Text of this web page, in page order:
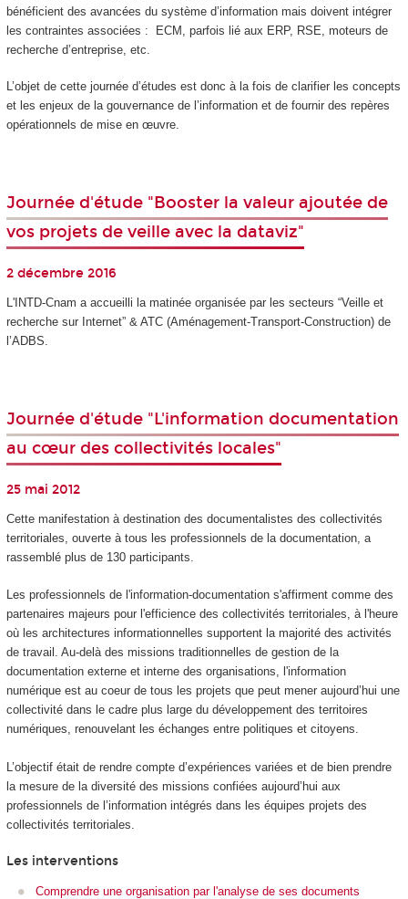
bénéficient des avancées du système d’information mais doivent intégrer
les contraintes associées : ECM, parfois lié aux ERP, RSE, moteurs de
recherche d’entreprise, etc.
L’objet de cette journée d’études est donc à la fois de clarifier les concepts
et les enjeux de la gouvernance de l’information et de fournir des repères
opérationnels de mise en œuvre.
Journée d'étude "Booster la valeur ajoutée de
vos projets de veille avec la dataviz"
2 décembre 2016
L'INTD-Cnam a accueilli la matinée organisée par les secteurs “Veille et
recherche sur Internet” & ATC (Aménagement-Transport-Construction) de
l’ADBS.
Journée d'étude "L'information documentation
au cœur des collectivités locales"
25 mai 2012
Cette manifestation à destination des documentalistes des collectivités
territoriales, ouverte à tous les professionnels de la documentation, a
rassemblé plus de 130 participants.
Les professionnels de l'information-documentation s'affirment comme des
partenaires majeurs pour l'efficience des collectivités territoriales, à l'heure
où les architectures informationnelles supportent la majorité des activités
de travail. Au-delà des missions traditionnelles de gestion de la
documentation externe et interne des organisations, l'information
numérique est au coeur de tous les projets que peut mener aujourd’hui une
collectivité dans le cadre plus large du développement des territoires
numériques, renouvelant les échanges entre politiques et citoyens.
L’objectif était de rendre compte d’expériences variées et de bien prendre
la mesure de la diversité des missions confiées aujourd’hui aux
professionnels de l’information intégrés dans les équipes projets des
collectivités territoriales.
Les interventions
Comprendre une organisation par l'analyse de ses documents